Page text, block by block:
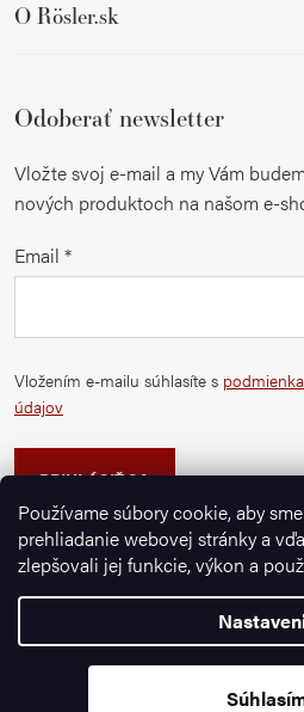
Používame súbory cookie, aby
prehliadanie webovej stránky a
zlepšovali jej funkcie, výkon a
O Rösler.sk
Odoberať newsletter
Vložte svoj e-mail a my Vám
nových produktoch na našom e-
Email
Vložením e-mailu súhlasíte s
údajov
PRIHLÁSIŤ SA
Vytvoril Shoptet
Ignazrosler.sk. Všetky